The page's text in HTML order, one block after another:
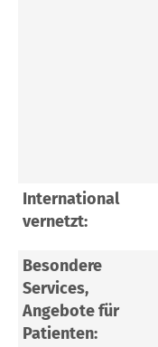
International
vernetzt:
Besondere
Services,
Angebote für
Patienten: